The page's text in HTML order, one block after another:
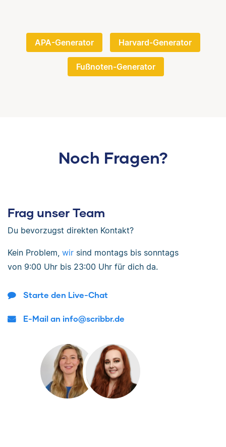
APA-Generator Harvard-Generator
Fußnoten-Generator
Noch Fragen?
Frag unser Team
Du bevorzugst direkten Kontakt?
Kein Problem, wir sind montags bis sonntags
von 9:00 Uhr bis 23:00 Uhr für dich da.
Starte den Live-Chat
E-Mail an info@scribbr.de